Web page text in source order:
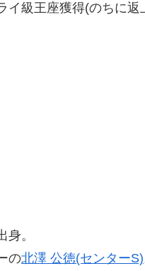
イ級王座獲得(のちに返
身。
の北澤 公徳(センターS)